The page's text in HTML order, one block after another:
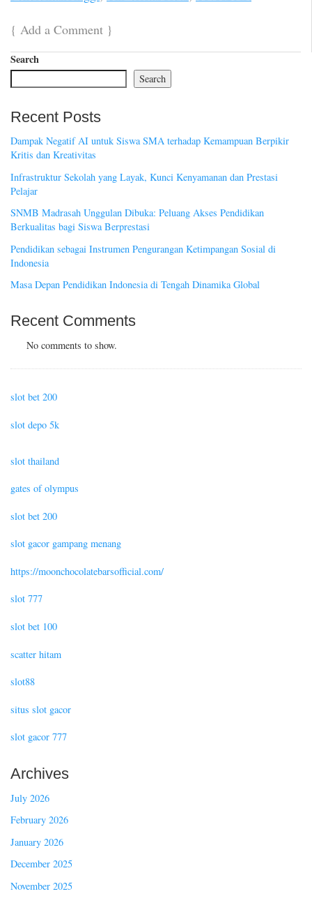
{ Add a Comment }
Search
Search
Recent Posts
Dampak Negatif AI untuk Siswa SMA terhadap Kemampuan Berpikir
Kritis dan Kreativitas
Infrastruktur Sekolah yang Layak, Kunci Kenyamanan dan Prestasi
Pelajar
SNMB Madrasah Unggulan Dibuka: Peluang Akses Pendidikan
Berkualitas bagi Siswa Berprestasi
Pendidikan sebagai Instrumen Pengurangan Ketimpangan Sosial di
Indonesia
Masa Depan Pendidikan Indonesia di Tengah Dinamika Global
Recent Comments
No comments to show.
slot bet 200
slot depo 5k
slot thailand
gates of olympus
slot bet 200
slot gacor gampang menang
https://moonchocolatebarsofficial.com/
slot 777
slot bet 100
scatter hitam
slot88
situs slot gacor
slot gacor 777
Archives
July 2026
February 2026
January 2026
December 2025
November 2025